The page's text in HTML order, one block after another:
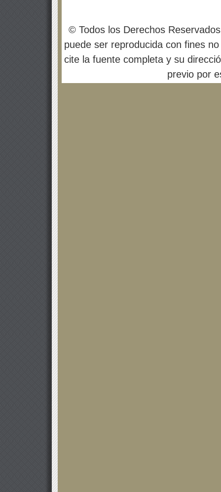
© Todos los Derechos
puede ser reproducida con fines
cite la fuente completa y su
previo por